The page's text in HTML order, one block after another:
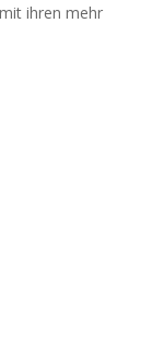
ihren mehr